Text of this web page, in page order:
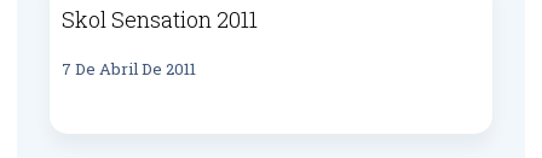
Skol Sensation 2011
7 De Abril De 2011